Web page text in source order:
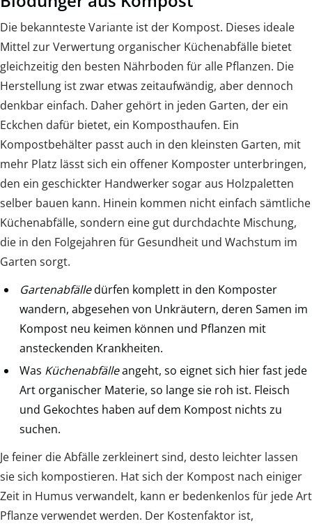
Die bekannteste Variante ist der Kompost. Dieses ideale
Mittel zur Verwertung organischer Küchenabfälle bietet
gleichzeitig den besten Nährboden für alle Pflanzen. Die
Herstellung ist zwar etwas zeitaufwändig, aber dennoch
denkbar einfach. Daher gehört in jeden Garten, der ein
Eckchen dafür bietet, ein Komposthaufen. Ein
Kompostbehälter passt auch in den kleinsten Garten, mit
mehr Platz lässt sich ein offener Komposter unterbringen,
den ein geschickter Handwerker sogar aus Holzpaletten
selber bauen kann. Hinein kommen nicht einfach sämtliche
Küchenabfälle, sondern eine gut durchdachte Mischung,
die in den Folgejahren für Gesundheit und Wachstum im
Garten sorgt.
Gartenabfälledürfen komplett in den Komposter
wandern, abgesehen von Unkräutern, deren Samen im
Kompost neu keimen können und Pflanzen mit
ansteckenden Krankheiten.
Was Küchenabfälleangeht, so eignet sich hier fast jede
Art organischer Materie, so lange sie roh ist. Fleisch
und Gekochtes haben auf dem Kompost nichts zu
suchen.
Je feiner die Abfälle zerkleinert sind, desto leichter lassen
sie sich kompostieren. Hat sich der Kompost nach einiger
Zeit in Humus verwandelt, kann er bedenkenlos für jede Art
Pflanze verwendet werden. Der Kostenfaktor ist,